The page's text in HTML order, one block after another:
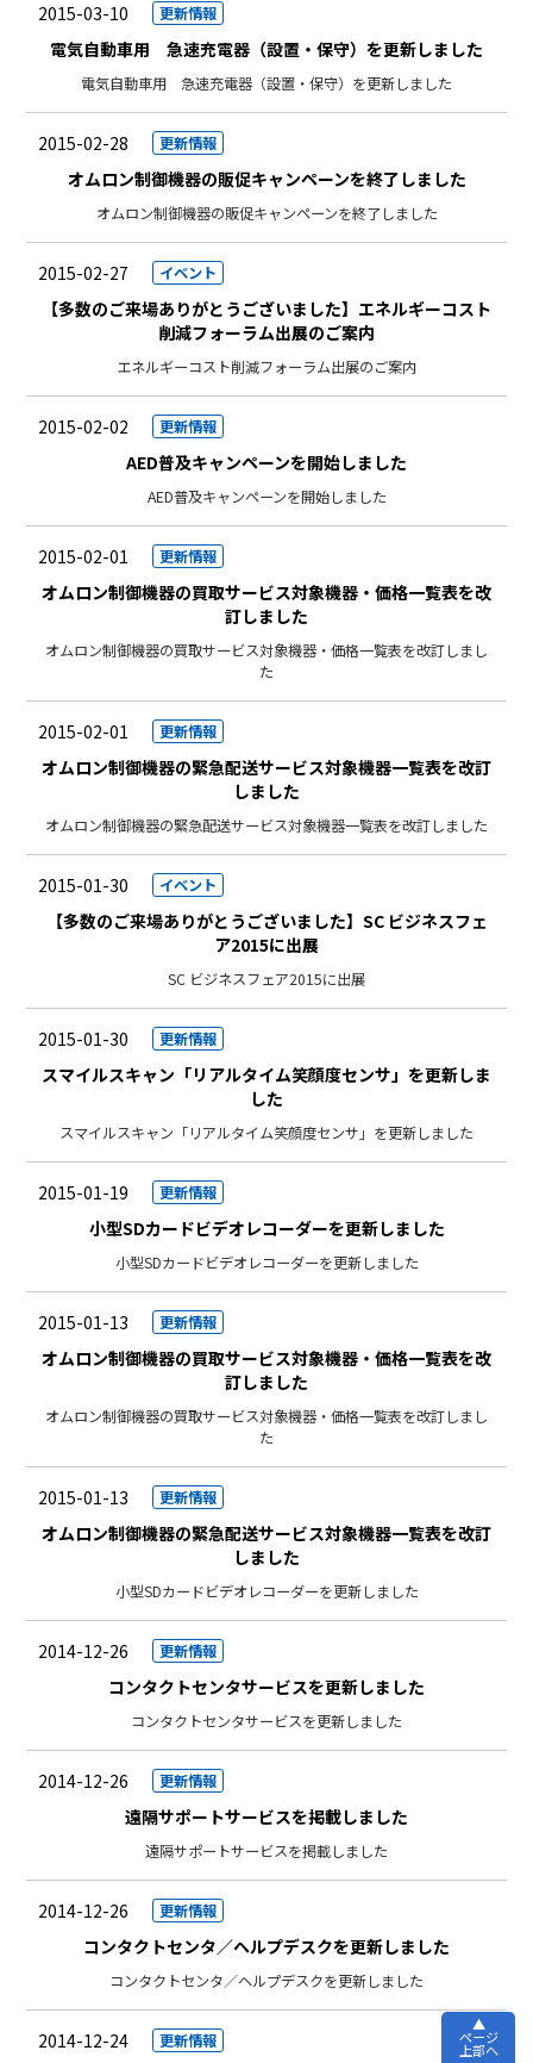
2015-03-10 更新情報
電気自動車用 急速充電器（設置・保守）を更新しました
電気自動車用 急速充電器（設置・保守）を更新しました
2015-02-28 更新情報
オムロン制御機器の販促キャンペーンを終了しました
オムロン制御機器の販促キャンペーンを終了しました
2015-02-27 イベント
【多数のご来場ありがとうございました】エネルギーコスト
削減フォーラム出展のご案内
エネルギーコスト削減フォーラム出展のご案内
2015-02-02 更新情報
AED普及キャンペーンを開始しました
AED普及キャンペーンを開始しました
2015-02-01 更新情報
オムロン制御機器の買取サービス対象機器・価格一覧表を改
訂しました
オムロン制御機器の買取サービス対象機器・価格一覧表を改訂しまし
た
2015-02-01 更新情報
オムロン制御機器の緊急配送サービス対象機器一覧表を改訂
しました
オムロン制御機器の緊急配送サービス対象機器一覧表を改訂しました
2015-01-30 イベント
【多数のご来場ありがとうございました】SC ビジネスフェ
ア2015に出展
SC ビジネスフェア2015に出展
2015-01-30 更新情報
スマイルスキャン「リアルタイム笑顔度センサ」を更新しま
した
スマイルスキャン「リアルタイム笑顔度センサ」を更新しました
2015-01-19 更新情報
小型SDカードビデオレコーダーを更新しました
小型SDカードビデオレコーダーを更新しました
2015-01-13 更新情報
オムロン制御機器の買取サービス対象機器・価格一覧表を改
訂しました
オムロン制御機器の買取サービス対象機器・価格一覧表を改訂しまし
た
2015-01-13 更新情報
オムロン制御機器の緊急配送サービス対象機器一覧表を改訂
しました
小型SDカードビデオレコーダーを更新しました
2014-12-26 更新情報
コンタクトセンタサービスを更新しました
コンタクトセンタサービスを更新しました
2014-12-26 更新情報
遠隔サポートサービスを掲載しました
遠隔サポートサービスを掲載しました
2014-12-26 更新情報
コンタクトセンタ／ヘルプデスクを更新しました
コンタクトセンタ／ヘルプデスクを更新しました
2014-12-24 更新情報 ページ
上部へ